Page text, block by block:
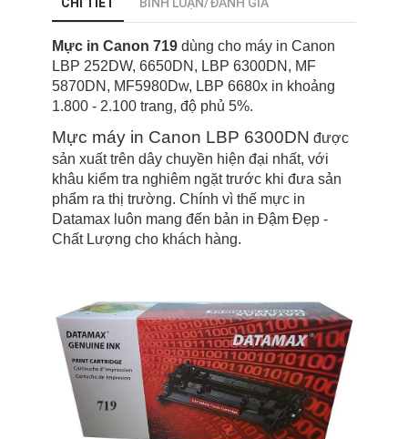
Mực in Canon 719 dùng cho máy in Canon
LBP 252DW, 6650DN, LBP 6300DN, MF
5870DN, MF5980Dw, LBP 6680x in khoảng
1.800 - 2.100 trang, độ phủ 5%.
Mực máy in Canon LBP 6300DN được
sản xuất trên dây chuyền hiện đại nhất, với
khâu kiểm tra nghiêm ngặt trước khi đưa sản
phẩm ra thị trường. Chính vì thế mực in
Datamax luôn mang đến bản in Đậm Đẹp -
Chất Lượng cho khách hàng.